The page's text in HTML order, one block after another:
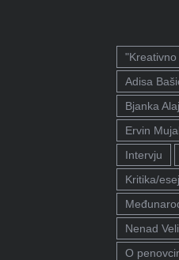
Adisa
Bjanka
Ervin
Intervju
Kritika/esej
Nenad
O